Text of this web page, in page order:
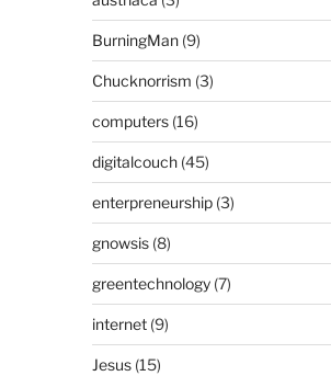
BurningMan(9)
Chucknorrism (3)
computers(16)
digitalcouch(45)
enterpreneurship(3)
gnowsis(8)
greentechnology(7)
internet(9)
Jesus(15)